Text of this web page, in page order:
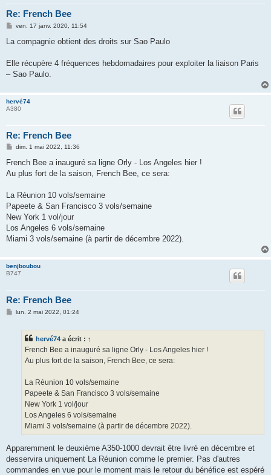
Re: French Bee
M
s
g
ven. 17 janv. 2020, 11:54
La compagnie obtient des droits sur Sao Paulo
Elle récupère 4 fréquences hebdomadaires pour exploiter la liaison Paris
– Sao Paulo.
hervé74
A380
Re: French Bee
M
s
a
dim. 1 mai 2022, 11:36
French Bee a inauguré sa ligne Orly - Los Angeles hier !
Au plus fort de la saison, French Bee, ce sera:
La Réunion 10 vols/semaine
Papeete & San Francisco 3 vols/semaine
New York 1 vol/jour
Los Angeles 6 vols/semaine
Miami 3 vols/semaine (à partir de décembre 2022).
benjboubou
B747
Re: French Bee
Mlun. 2 mai 2022, 01:24
hervé74 a écrit : ↑
French Bee a inauguré sa ligne Orly - Los Angeles hier !
Au plus fort de la saison, French Bee, ce sera:
La Réunion 10 vols/semaine
Papeete & San Francisco 3 vols/semaine
New York 1 vol/jour
Los Angeles 6 vols/semaine
Miami 3 vols/semaine (à partir de décembre 2022).
Apparemment le deuxième A350-1000 devrait être livré en décembre et
desservira uniquement La Réunion comme le premier. Pas d'autres
commandes en vue pour le moment mais le retour du bénéfice est espéré